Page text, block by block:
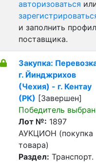
авторизоваться
и заполнить
поставщика.
Закупка:
г. Йинджрихов
(Чехия) - г. Кентау
(РК) [Завершен]
Победитель выбран
Лот №: 1897
АУКЦИОН (покупка
товара)
Раздел: Транспорт.